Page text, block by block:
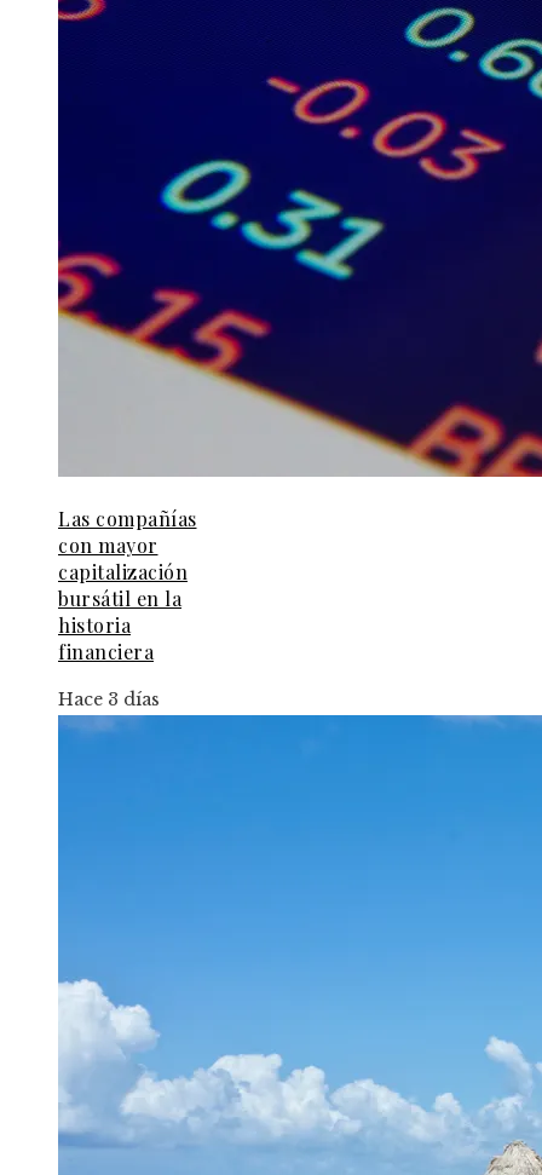
Las compañías
con mayor
capitalización
bursátil en la
historia
financiera
Hace 3 días